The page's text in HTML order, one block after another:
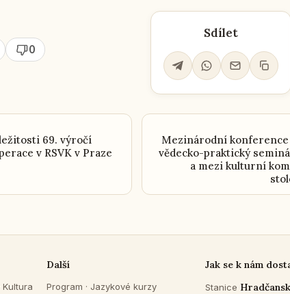
0
Sdílet
69. výročí
v RSVK v Praze
Mezinárodní
vědecko-praktický
a mezi kulturní
Kultura
Další
Program · Jazykové kurzy
Jak se k nám
Stanice